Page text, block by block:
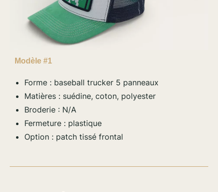
Modèle #1
Forme : baseball trucker 5 panneaux
Matières : suédine, coton, polyester
Broderie : N/A
Fermeture : plastique
Option : patch tissé frontal